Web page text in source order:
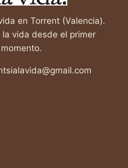
en Torrent (Valencia).
la vida desde el primer
momento.